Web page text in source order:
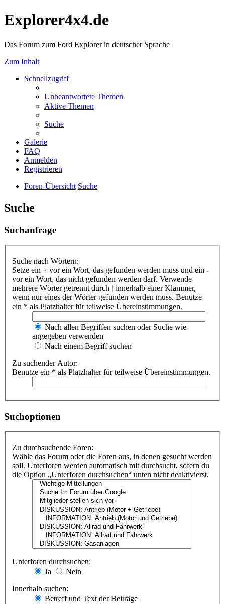
Explorer4x4.de
Das Forum zum Ford Explorer in deutscher Sprache
Zum Inhalt
Schnellzugriff
Unbeantwortete Themen
Aktive Themen
Suche
Galerie
FAQ
Anmelden
Registrieren
Foren-Übersicht Suche
Suche
Suchanfrage
Suche nach Wörtern:
Setze ein + vor ein Wort, das gefunden werden muss und ein -
vor ein Wort, das nicht gefunden werden darf. Verwende
mehrere Wörter getrennt durch | innerhalb einer Klammer,
wenn nur eines der Wörter gefunden werden muss. Benutze
ein * als Platzhalter für teilweise Übereinstimmungen.
Nach allen Begriffen suchen oder Suche wie
angegeben verwenden
Nach einem Begriff suchen
Zu suchender Autor:
Benutze ein * als Platzhalter für teilweise Übereinstimmungen.
Suchoptionen
Zu durchsuchende Foren:
Wähle das Forum oder die Foren aus, in denen gesucht werden
soll. Unterforen werden automatisch mit durchsucht, sofern du
die Option „Unterforen durchsuchen“ unten nicht deaktivierst.
Unterforen durchsuchen:
Ja
Nein
Innerhalb suchen:
Betreff und Text der Beiträge